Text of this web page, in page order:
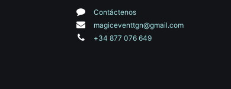
Contáctenos
magiceventtgn@gmail.com
+34 877 076 649